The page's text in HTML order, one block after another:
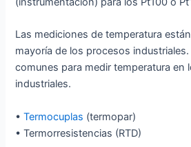
Las mediciones de temperatura
mayoría de los procesos
comunes para medir temperatura en
industriales.
•Termocuplas (termopar)
• Termorresistencias (RTD)